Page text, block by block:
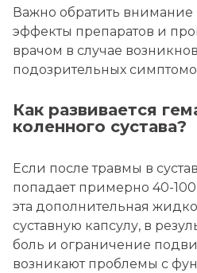
Важно обратить внимание
эффекты препаратов и
врачом в случае
подозрительных
Как развивается
коленного сустава?
Если после травмы в
попадает примерно 40-
эта дополнительная
суставную капсулу, в
боль и ограничение
возникают проблемы с